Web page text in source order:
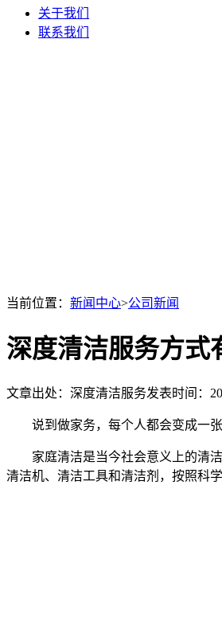
关于我们
联系我们
当前位置： 新闻中心>公司新闻
深度清洁服务方式
文章出处：深度清洁服务发表时间：
说到做家务，每个人都会变成一
家庭清洁是当今社会意义上的清
清洁机、清洁工具和清洁剂，按照科